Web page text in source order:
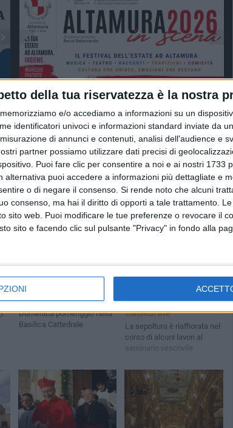
della tua riservatezza è la nostra
memorizziamo e/o accediamo a informazioni su un
identificatori univoci e informazioni standard inviate da
di annunci e contenuti, analisi dell'audience e
partner possiamo utilizzare dati precisi di
Puoi fare clic per consentire a noi e ai nostri 1733
alternativa puoi accedere a informazioni più dettagliate e
o di negare il consenso. Si rende noto che alcuni
consenso, ma hai il diritto di opporti a tale trattamento.
sito web. Puoi modificare le tue preferenze o revocare il
sito e facendo clic sul pulsante "Privacy" in fondo alla
Si apre il Giubileo
nella diocesi di
Matera
Domenica pomeriggio nella
Basilica Cattedrale
TERRITORIO
tomba nell'area della
Cattedrale
La sepoltura è riaffiorata nel
corso di alcuni lavori al
seminario vescovile